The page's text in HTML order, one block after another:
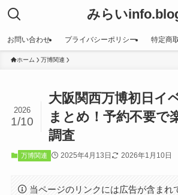
みらい
お問い合わせ プライバシーポリシー 特定商
ホーム 万博関連
大阪関西万博初日イ
まとめ！予約不要で
調査
2026
1/10
万博関連 2025年4月13日 2026年1月10日
当ページのリンクには広告が含まれ